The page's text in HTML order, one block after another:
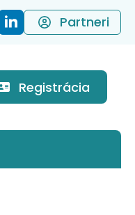
Partneri
Registrácia